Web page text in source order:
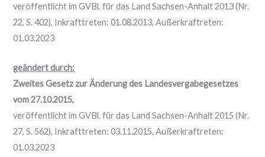
veröffentlicht im GVBl. für das Land Sachsen-Anhalt 2013 (Nr.
22, S. 402), Inkrafttreten: 01.08.2013, Außerkraftreten:
01.03.2023
geändert durch:
Zweites Gesetz zur Änderung des Landesvergabegesetzes
vom 27.10.2015,
veröffentlicht im GVBl. für das Land Sachsen-Anhalt 2015 (Nr.
27, S. 562), Inkrafttreten: 03.11.2015, Außerkraftreten:
01.03.2023